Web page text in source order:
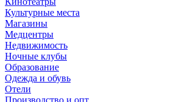
Культурные места
Магазины
Медцентры
Недвижимость
Ночные клубы
Образование
Одежда и обувь
Отели
Производство и опт